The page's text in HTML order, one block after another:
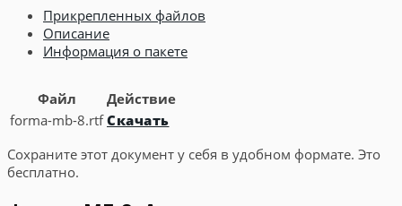
Прикрепленных файлов
Описание
Информация о пакете
Файл
Действие
forma-mb-8.rtf Скачать
Сохраните этот документ у себя в удобном формате. Это
бесплатно.